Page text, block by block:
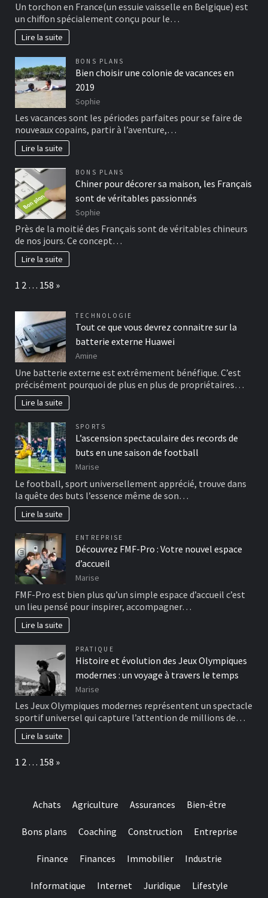
Un torchon en France(un essuie vaisselle en Belgique) est
un chiffon spécialement conçu pour le…
Lire la suite
BONS PLANS
Bien choisir une colonie de vacances en
2019
Sophie
Les vacances sont les périodes parfaites pour se faire de
nouveaux copains, partir à l’aventure,…
Lire la suite
BONS PLANS
Chiner pour décorer sa maison, les Français
sont de véritables passionnés
Sophie
Près de la moitié des Français sont de véritables chineurs
de nos jours. Ce concept…
Lire la suite
Page:
1 2 … 158 Next
»
TECHNOLOGIE
Tout ce que vous devrez connaitre sur la
batterie externe Huawei
Amine
Une batterie externe est extrêmement bénéfique. C’est
précisément pourquoi de plus en plus de propriétaires…
Lire la suite
SPORTS
L’ascension spectaculaire des records de
buts en une saison de football
Marise
Le football, sport universellement apprécié, trouve dans
la quête des buts l’essence même de son…
Lire la suite
ENTREPRISE
Découvrez FMF-Pro : Votre nouvel espace
d’accueil
Marise
FMF-Pro est bien plus qu’un simple espace d’accueil c’est
un lieu pensé pour inspirer, accompagner…
Lire la suite
PRATIQUE
Histoire et évolution des Jeux Olympiques
modernes : un voyage à travers le temps
Marise
Les Jeux Olympiques modernes représentent un spectacle
sportif universel qui capture l’attention de millions de…
Lire la suite
Page:
1 2 … 158 Next
»
Achats Agriculture Assurances Bien-être
Bons plans Coaching Construction Entreprise
Finance Finances Immobilier Industrie
Informatique Internet Juridique Lifestyle